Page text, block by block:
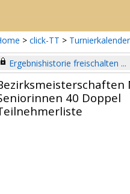
> click-TT > Turnierkalender
Ergebnishistorie freischalten ...
40 Doppel